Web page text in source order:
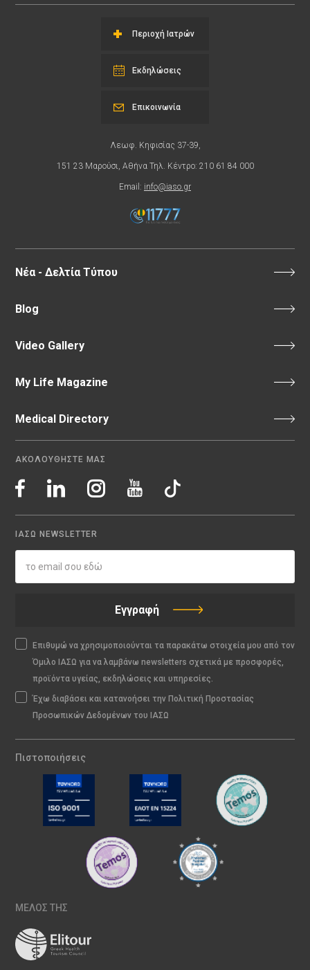
Περιοχή Ιατρών
Εκδηλώσεις
Λεωφ. Κηφισίας 37-39,
151 23 Μαρούσι, Αθήνα Τηλ. Κέντρο: 210 61 84 000
Email: info@iaso.gr
Επικοινωνία
Νέα - Δελτία Τύπου
Blog
Video Gallery
My Life Magazine
Medical Directory
ΑΚΟΛΟΥΘΗΣΤΕ ΜΑΣ
ΙΑΣΩ NEWSLETTER
Εγγραφή
Επιθυμώ να χρησιμοποιούνται τα παρακάτω στοιχεία μου από τον
Όμιλο ΙΑΣΩ για να λαμβάνω newsletters σχετικά με προσφορές,
προϊόντα υγείας, εκδηλώσεις και υπηρεσίες.
Έχω διαβάσει και κατανοήσει την Πολιτική Προστασίας
Προσωπικών Δεδομένων του ΙΑΣΩ
Πιστοποιήσεις
ΜΕΛΟΣ ΤΗΣ